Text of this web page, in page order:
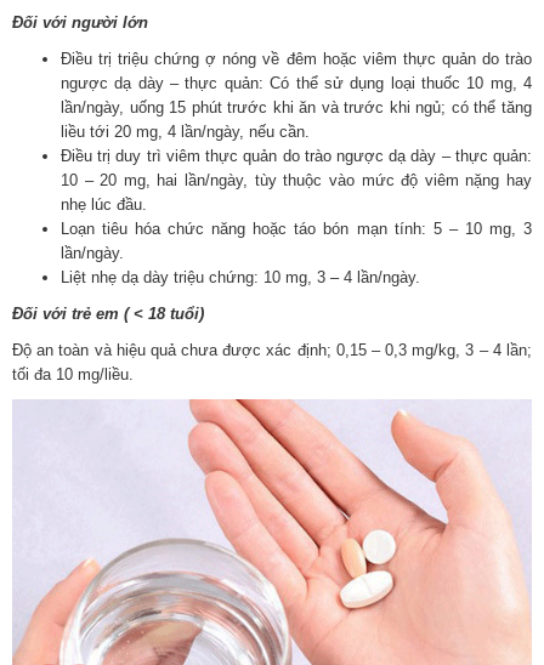
Đối với người lớn
Ðiều trị triệu chứng ợ nóng về đêm hoặc viêm thực quản do trào
ngược dạ dày – thực quản: Có thể sử dụng loại thuốc 10 mg, 4
lần/ngày, uống 15 phút trước khi ăn và trước khi ngủ; có thể tăng
liều tới 20 mg, 4 lần/ngày, nếu cần.
Ðiều trị duy trì viêm thực quản do trào ngược dạ dày – thực quản:
10 – 20 mg, hai lần/ngày, tùy thuộc vào mức độ viêm nặng hay
nhẹ lúc đầu.
Loạn tiêu hóa chức năng hoặc táo bón mạn tính: 5 – 10 mg, 3
lần/ngày.
Liệt nhẹ dạ dày triệu chứng: 10 mg, 3 – 4 lần/ngày.
Đối với trẻ em ( < 18 tuổi)
Độ an toàn và hiệu quả chưa được xác định; 0,15 – 0,3 mg/kg, 3 – 4 lần;
tối đa 10 mg/liều.